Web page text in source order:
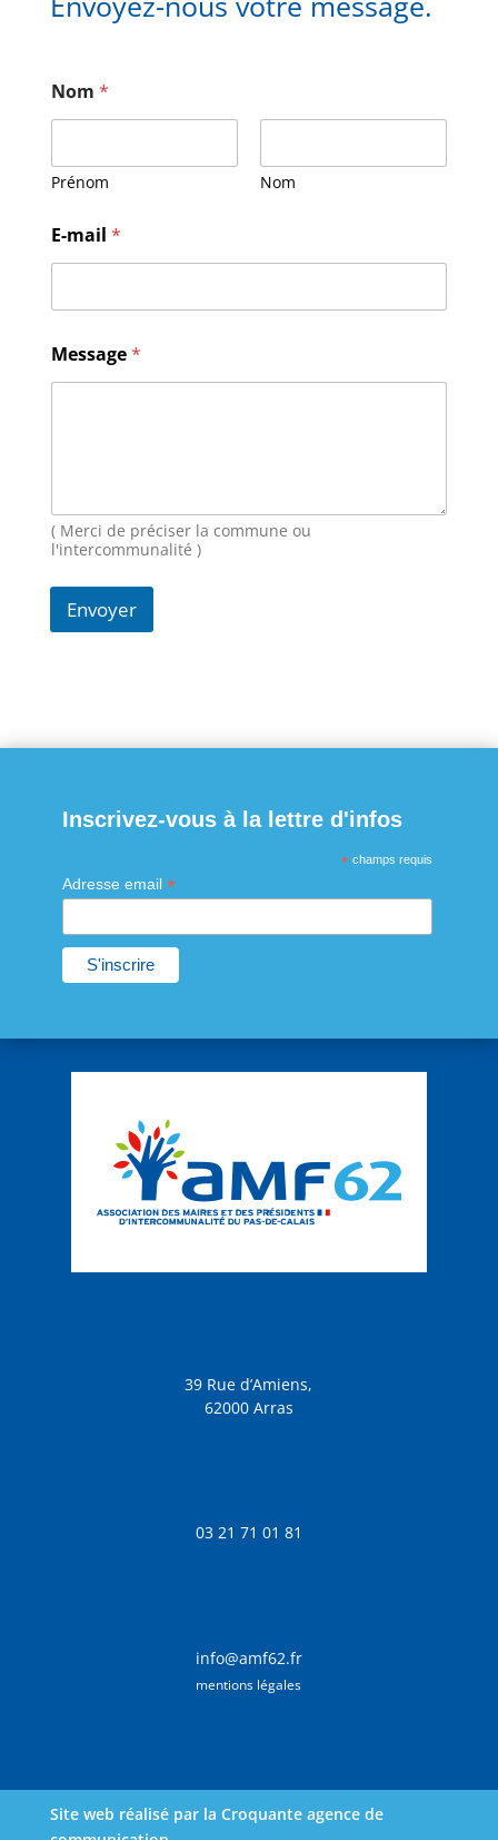
Nom *
Prénom Nom
o
m
e
s
a
g
i
l
E-mail *
Message*
( Merci de préciser la commune ou
l'intercommunalité )
Envoyer
Inscrivez-vous à la lettre d'infos
* champs requis
Adresse email *
39 Rue d’Amiens,
62000 Arras
03 21 71 01 81
info@amf62.fr
mentions légales
Site web réalisé par la Croquante agence de